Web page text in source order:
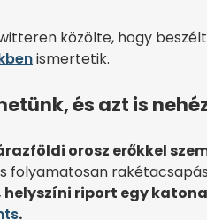
közölte, hogy
ismertetik.
és azt is
orosz erőkkel
folyamatosan
helyszíni riport egy
.